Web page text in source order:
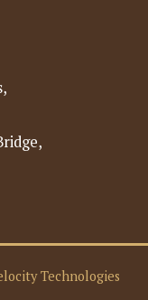
Technologies